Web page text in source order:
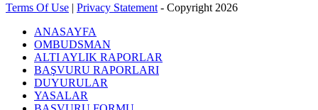
Terms Of Use | Privacy Statement - Copyright 2026
ANASAYFA
OMBUDSMAN
ALTI AYLIK RAPORLAR
BAŞVURU RAPORLARI
DUYURULAR
YASALAR